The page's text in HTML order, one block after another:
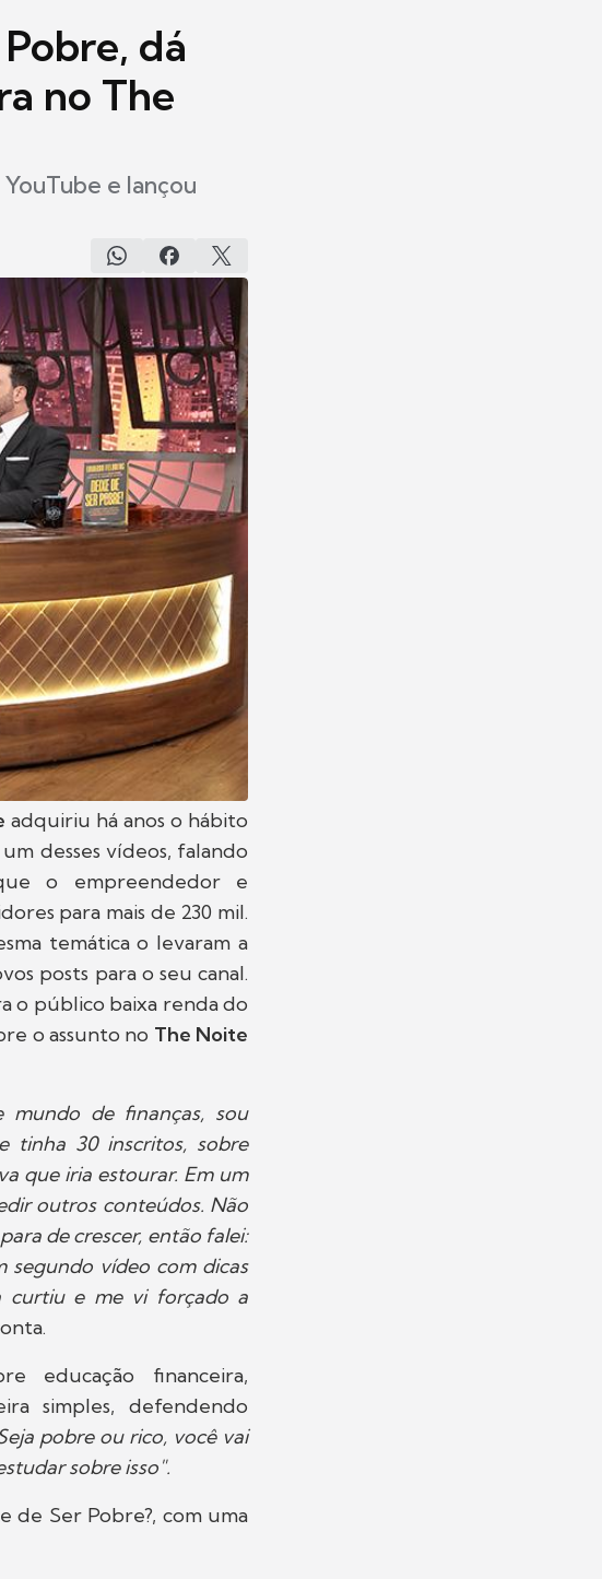
dá
no The
e lançou
adquiriu há anos o hábito
desses vídeos, falando
o empreendedor e
para mais de 230 mil.
temática o levaram a
posts para o seu canal.
o público baixa renda do
o assunto no The Noite
mundo de finanças, sou
tinha 30 inscritos, sobre
que iria estourar. Em um
outros conteúdos. Não
de crescer, então falei:
segundo vídeo com dicas
curtiu e me vi forçado a
educação financeira,
simples, defendendo
pobre ou rico, você vai
sobre isso".
Ser Pobre?, com uma